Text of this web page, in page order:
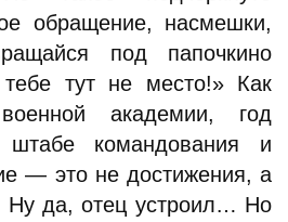
обращение, насмешки,
под папочкино
тут не место!» Как
академии, год
штабе командования и
— это не достижения, а
Ну да, отец устроил… Но